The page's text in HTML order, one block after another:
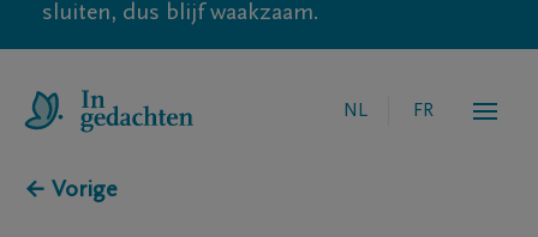
sluiten, dus blijf waakzaam.
NL FR
← Vorige